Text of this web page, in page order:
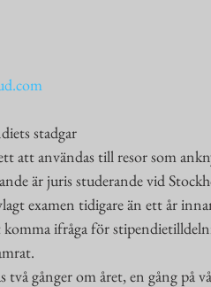
stadgar
att användas till resor som
är juris studerande vid
examen tidigare än ett år
ifråga för
två gånger om året, en gång på